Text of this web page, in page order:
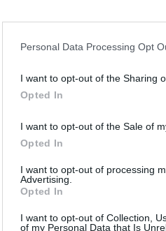
Personal Data Processing Opt
I want to opt-out of the Sharing
Opted In
I want to opt-out of the Sale of
Opted In
I want to opt-out of processing
Advertising.
Opted In
I want to opt-out of Collection,
of my Personal Data that Is